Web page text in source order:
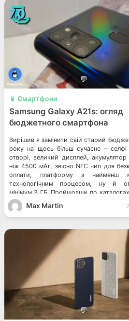
📃
7.0
💬
📱 Смартфони
Samsung Galaxy A21s: огляд
бюджетного смартфона
Вирішив я замінити свій старий
року на щось більш сучасне –
отворі, великий дисплей,
ніж 4500 мАг, звісно NFC чип для
оплати, платформу з найменш
технологічним процесом, ну й
мінімум 3 ГБ. Пройшовши по
вибір впав на 2 смартфони – Nokia […]
Max Martin
💬